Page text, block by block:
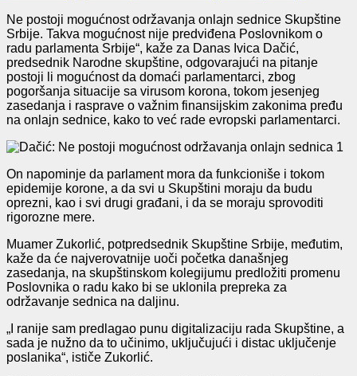
Ne postoji mogućnost održavanja onlajn sednice Skupštine
Srbije. Takva mogućnost nije predviđena Poslovnikom o
radu parlamenta Srbije“, kaže za Danas Ivica Dačić,
predsednik Narodne skupštine, odgovarajući na pitanje
postoji li mogućnost da domaći parlamentarci, zbog
pogoršanja situacije sa virusom korona, tokom jesenjeg
zasedanja i rasprave o važnim finansijskim zakonima pređu
na onlajn sednice, kako to već rade evropski parlamentarci.
On napominje da parlament mora da funkcioniše i tokom
epidemije korone, a da svi u Skupštini moraju da budu
oprezni, kao i svi drugi građani, i da se moraju sprovoditi
rigorozne mere.
Muamer Zukorlić, potpredsednik Skupštine Srbije, međutim,
kaže da će najverovatnije uoči početka današnjeg
zasedanja, na skupštinskom kolegijumu predložiti promenu
Poslovnika o radu kako bi se uklonila prepreka za
održavanje sednica na daljinu.
„I ranije sam predlagao punu digitalizaciju rada Skupštine, a
sada je nužno da to učinimo, uključujući i distac uključenje
poslanika“, ističe Zukorlić.